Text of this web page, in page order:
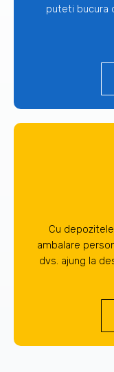
puteti bucura
Cu
ambalare
dvs. ajung la